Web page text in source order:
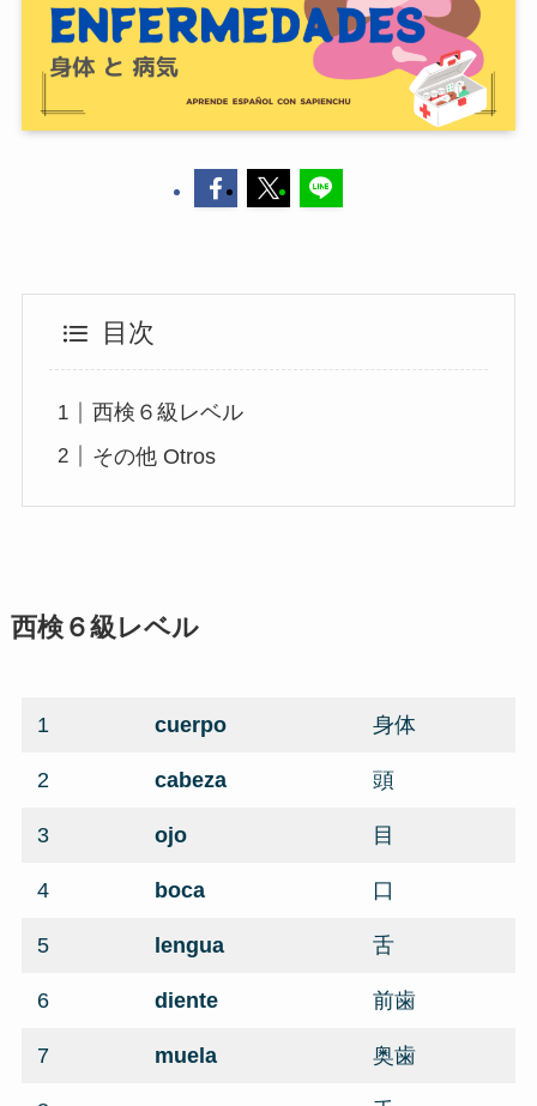
目次
西検６級レベル
その他 Otros
西検６級レベル
1 cuerpo 身体
2 cabeza 頭
3 ojo 目
4 boca 口
5 lengua 舌
6 diente 前歯
7 muela 奥歯